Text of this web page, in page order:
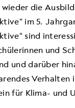
wieder die
im 5.
sind
und
und darüber
Verhalten
für Klima- und